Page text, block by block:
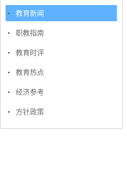
教育新闻
职教指南
教育时评
教育热点
经济参考
方针政策